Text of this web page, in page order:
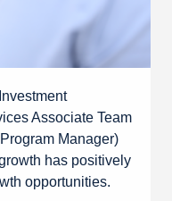
Associate Team
Manager)
has positively
opportunities.